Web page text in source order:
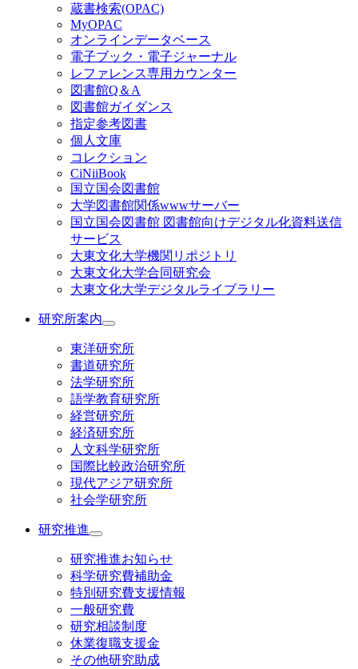
蔵書検索(OPAC)
MyOPAC
オンラインデータベース
電子ブック・電子ジャーナル
レファレンス専用カウンター
図書館Q＆A
図書館ガイダンス
指定参考図書
個人文庫
コレクション
CiNiiBook
国立国会図書館
大学図書館関係wwwサーバー
国立国会図書館 図書館向けデジタル化資料送信
サービス
大東文化大学機関リポジトリ
大東文化大学合同研究会
大東文化大学デジタルライブラリー
研究所案内
東洋研究所
書道研究所
法学研究所
語学教育研究所
経営研究所
経済研究所
人文科学研究所
国際比較政治研究所
現代アジア研究所
社会学研究所
研究推進
研究推進お知らせ
科学研究費補助金
特別研究費支援情報
一般研究費
研究相談制度
休業復職支援金
その他研究助成